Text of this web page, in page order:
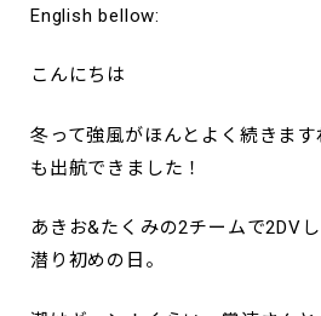
English bellow:
こんにちは
冬って強風がほんとよく続き
も出航できました！
あきお&たくみの2チームで2DV
潜り初めの日。